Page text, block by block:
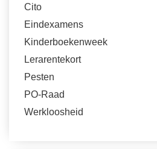
Cito
Eindexamens
Kinderboekenweek
Lerarentekort
Pesten
PO-Raad
Werkloosheid